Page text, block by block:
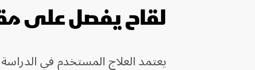
لقاح يفصل على